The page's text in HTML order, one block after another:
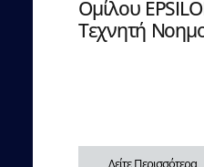
Ομίλου
Τεχνητή
Δείτε Περισσότερα